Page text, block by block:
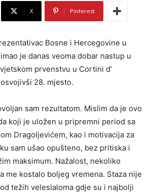
X Pinterest
Bosne i Hercegovine u
je danas veoma dobar nastup u
prvenstvu u Cortini d’
28. mjesto.
sam rezultatom. Mislim da je ovo
koji je uložen u pripremni period sa
Dragoljevićem, kao i motivacija za
sam ušao opušteno, bez pritiska i
maksimum. Nažalost, nekoliko
me kostalo boljeg vremena. Staza nije
težih veleslaloma gdje su i najbolji